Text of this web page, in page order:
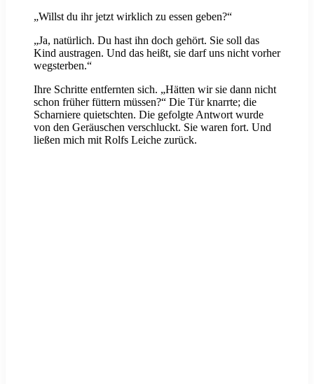
„Willst du ihr jetzt wirklich zu essen geben?“
„Ja, natürlich. Du hast ihn doch gehört. Sie soll das
Kind austragen. Und das heißt, sie darf uns nicht vorher
wegsterben.“
Ihre Schritte entfernten sich. „Hätten wir sie dann nicht
schon früher füttern müssen?“ Die Tür knarrte; die
Scharniere quietschten. Die gefolgte Antwort wurde
von den Geräuschen verschluckt. Sie waren fort. Und
ließen mich mit Rolfs Leiche zurück.